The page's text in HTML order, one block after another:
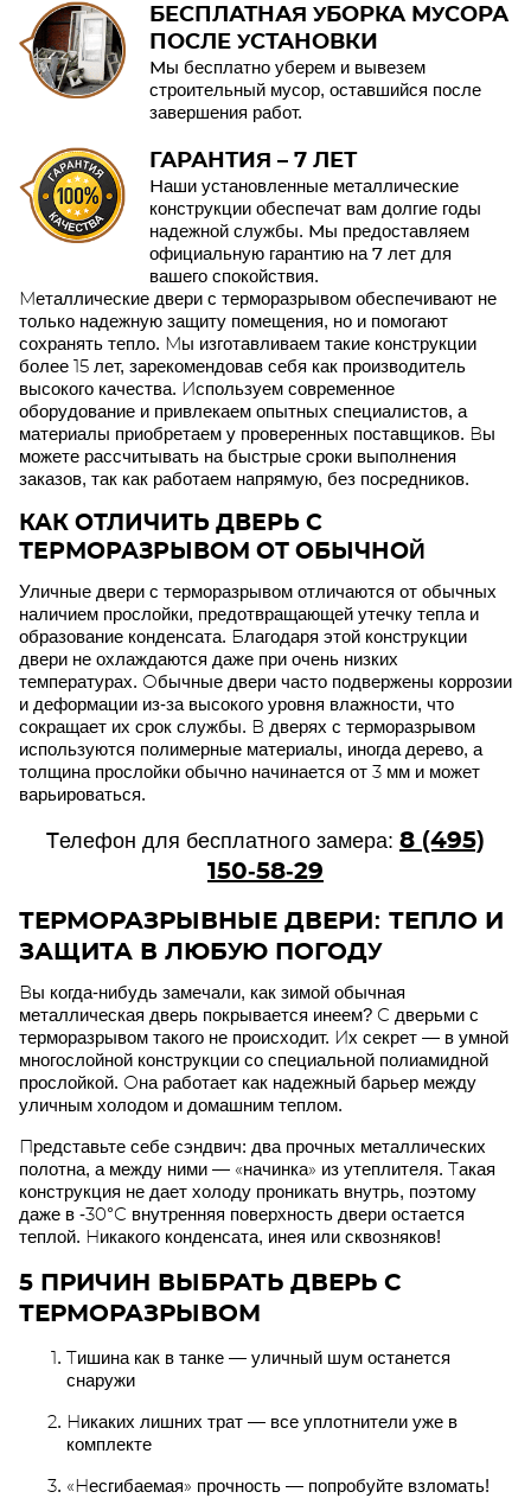
БЕСПЛАТНАЯ УБОРКА МУСОРА
ПОСЛЕ УСТАНОВКИ
Мы бесплатно уберем и вывезем
строительный мусор, оставшийся после
завершения работ.
ГАРАНТИЯ – 7 ЛЕТ
Наши установленные металлические
конструкции обеспечат вам долгие годы
надежной службы. Мы предоставляем
официальную гарантию на 7 лет для
вашего спокойствия.
Металлические двери с терморазрывом обеспечивают не
только надежную защиту помещения, но и помогают
сохранять тепло. Мы изготавливаем такие конструкции
более 15 лет, зарекомендовав себя как производитель
высокого качества. Используем современное
оборудование и привлекаем опытных специалистов, а
материалы приобретаем у проверенных поставщиков. Вы
можете рассчитывать на быстрые сроки выполнения
заказов, так как работаем напрямую, без посредников.
КАК ОТЛИЧИТЬ ДВЕРЬ С
ТЕРМОРАЗРЫВОМ ОТ ОБЫЧНОЙ
Уличные двери с терморазрывом отличаются от обычных
наличием прослойки, предотвращающей утечку тепла и
образование конденсата. Благодаря этой конструкции
двери не охлаждаются даже при очень низких
температурах. Обычные двери часто подвержены коррозии
и деформации из-за высокого уровня влажности, что
сокращает их срок службы. В дверях с терморазрывом
используются полимерные материалы, иногда дерево, а
толщина прослойки обычно начинается от 3 мм и может
варьироваться.
Телефон для бесплатного замера: 8 (495)
150-58-29
ТЕРМОРАЗРЫВНЫЕ ДВЕРИ: ТЕПЛО И
ЗАЩИТА В ЛЮБУЮ ПОГОДУ
Вы когда-нибудь замечали, как зимой обычная
металлическая дверь покрывается инеем? С дверьми с
терморазрывом такого не происходит. Их секрет — в умной
многослойной конструкции со специальной полиамидной
прослойкой. Она работает как надежный барьер между
уличным холодом и домашним теплом.
Представьте себе сэндвич: два прочных металлических
полотна, а между ними — «начинка» из утеплителя. Такая
конструкция не дает холоду проникать внутрь, поэтому
даже в -30°С внутренняя поверхность двери остается
теплой. Никакого конденсата, инея или сквозняков!
5 ПРИЧИН ВЫБРАТЬ ДВЕРЬ С
ТЕРМОРАЗРЫВОМ
Тишина как в танке — уличный шум останется
снаружи
Никаких лишних трат — все уплотнители уже в
комплекте
«Несгибаемая» прочность — попробуйте взломать!